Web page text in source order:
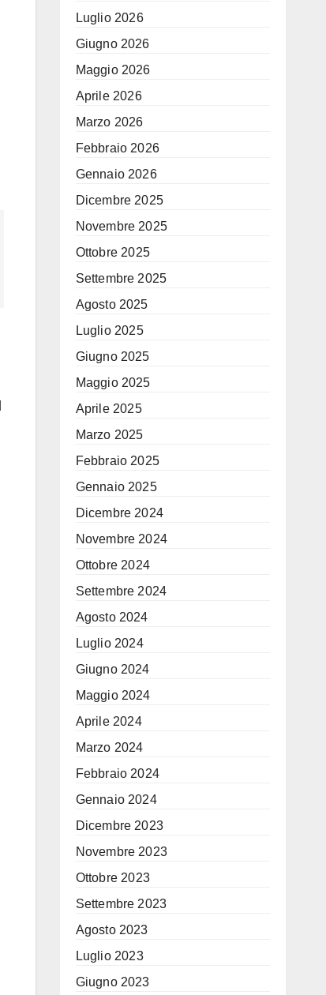
Luglio 2026
Giugno 2026
Maggio 2026
Aprile 2026
Marzo 2026
Febbraio 2026
Gennaio 2026
Dicembre 2025
Novembre 2025
Ottobre 2025
Settembre 2025
Agosto 2025
Luglio 2025
Giugno 2025
Maggio 2025
Aprile 2025
Marzo 2025
Febbraio 2025
Gennaio 2025
Dicembre 2024
Novembre 2024
Ottobre 2024
Settembre 2024
Agosto 2024
Luglio 2024
Giugno 2024
Maggio 2024
Aprile 2024
Marzo 2024
Febbraio 2024
Gennaio 2024
Dicembre 2023
Novembre 2023
Ottobre 2023
Settembre 2023
Agosto 2023
Luglio 2023
Giugno 2023